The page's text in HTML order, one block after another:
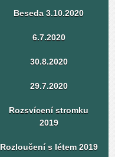
Beseda 3.10.2020
6.7.2020
30.8.2020
29.7.2020
Rozsvícení stromku
2019
Rozloučení s létem 2019